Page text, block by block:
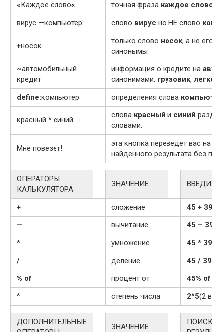
«Каждое слово« точная фраза каждое слово
вирус —компьютер
слово вирус но НЕ слово
+носок
только слово носок, а не его
синонымы
~автомобильный
кредит
информация о кредите на
синонимами: грузовик,
define:компьютер определения слова компьютер
красный * синий
слова красный и синий
словами.
Мне повезет!
эта кнопка переведет вас на
найденного результата без
ОПЕРАТОРЫ
КАЛЬКУЛЯТОРА
ЗНАЧЕНИЕ
+ сложение
45 + 39
—
вычитание
45 – 39
*
умножение
45 * 39
/
деление
45 / 39
% of
процент от
45% of 39
^
степень числа 2^5(2 в 5-
ДОПОЛНИТЕЛЬНЫЕ
ЗНАЧЕНИЕ